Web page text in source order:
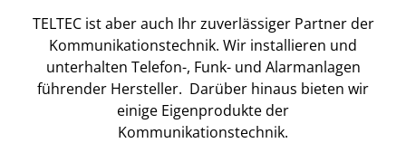
TELTEC ist aber auch Ihr zuverlässiger Partner der
Kommunikationstechnik. Wir installieren und
unterhalten Telefon-, Funk- und Alarmanlagen
führender Hersteller. Darüber hinaus bieten wir
einige Eigenprodukte der
Kommunikationstechnik.